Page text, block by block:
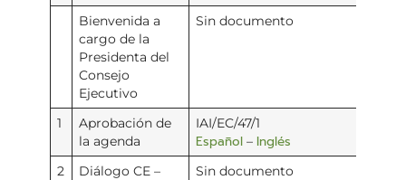
Bienvenida a
cargo de la
Presidenta del
Consejo
Ejecutivo
Sin documento
1
Aprobación de
la agenda
IAI/EC/47/1
Español– Inglés
2
Diálogo CE –
Sin documento